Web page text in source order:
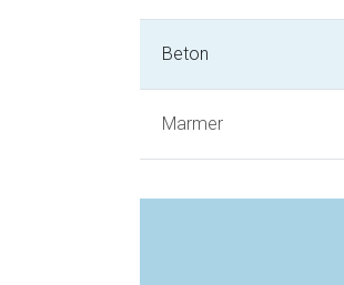
Beton
Marmer